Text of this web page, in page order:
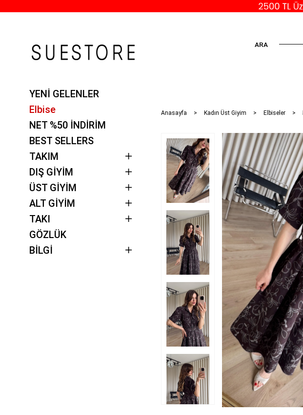
YENİ GELENLER
Elbise
NET %50 İNDİRİM
BEST SELLERS
TAKIM
DIŞ GİYİM
ÜST GİYİM
ALT GİYİM
TAKI
GÖZLÜK
BİLGİ
ARA
Anasayfa Kadın Üst Giyim Elbiseler